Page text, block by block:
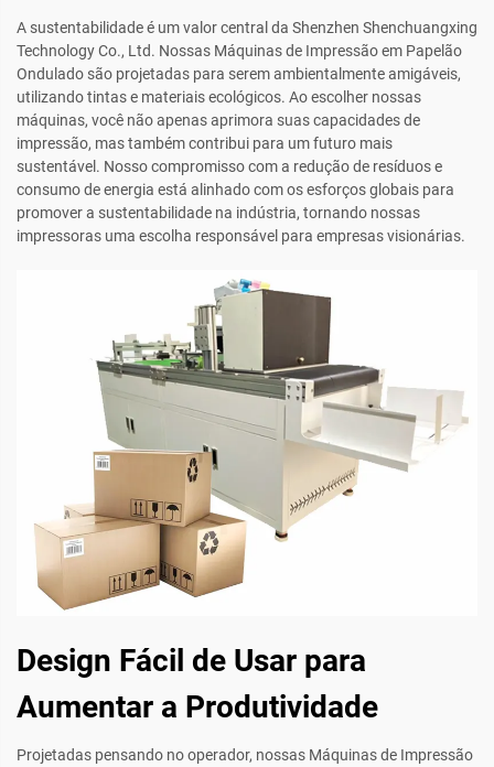
A sustentabilidade é um valor central da Shenzhen Shenchuangxing
Technology Co., Ltd. Nossas Máquinas de Impressão em Papelão
Ondulado são projetadas para serem ambientalmente amigáveis,
utilizando tintas e materiais ecológicos. Ao escolher nossas
máquinas, você não apenas aprimora suas capacidades de
impressão, mas também contribui para um futuro mais
sustentável. Nosso compromisso com a redução de resíduos e
consumo de energia está alinhado com os esforços globais para
promover a sustentabilidade na indústria, tornando nossas
impressoras uma escolha responsável para empresas visionárias.
Design Fácil de Usar para
Aumentar a Produtividade
Projetadas pensando no operador, nossas Máquinas de Impressão